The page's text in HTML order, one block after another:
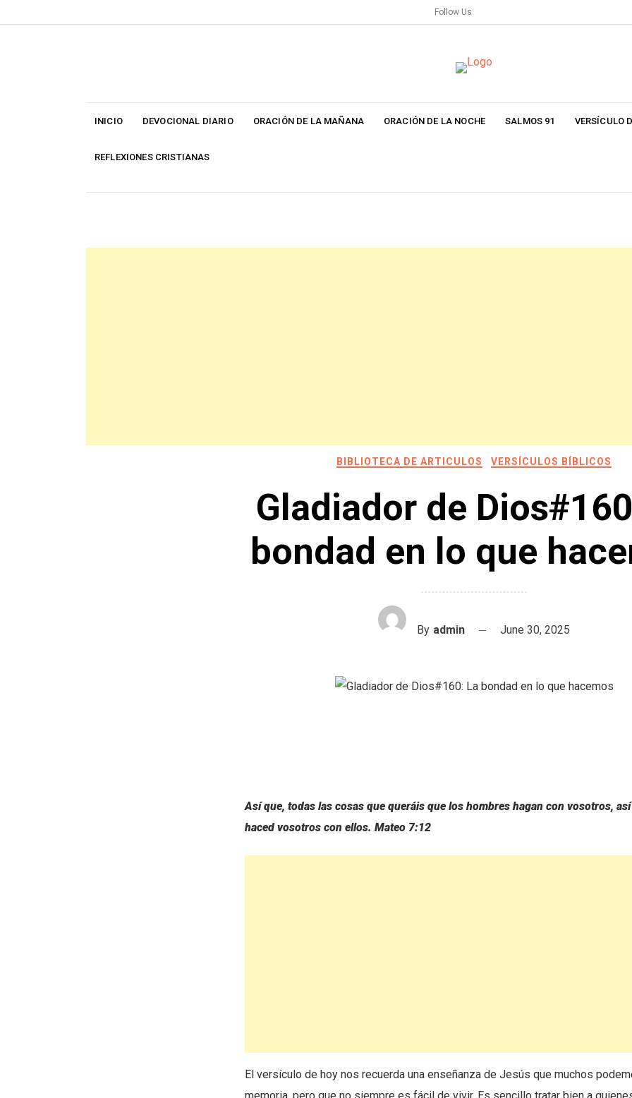
to
Follow Us
INICIO DEVOCIONAL DIARIO ORACIÓN DE LA MAÑANA ORACIÓN DE LA NOCHE SALMOS 91 VERSÍCULO
REFLEXIONES CRISTIANAS
BIBLIOTECA DE ARTICULOS VERSÍCULOS BÍBLICOS
Gladiador de
bondad en lo que
By admin June 30, 2025
Así que, todas las cosas que queráis que los hombres hagan con vosotros,
haced vosotros con ellos. Mateo 7:12
El versículo de hoy nos recuerda una enseñanza de Jesús que muchos